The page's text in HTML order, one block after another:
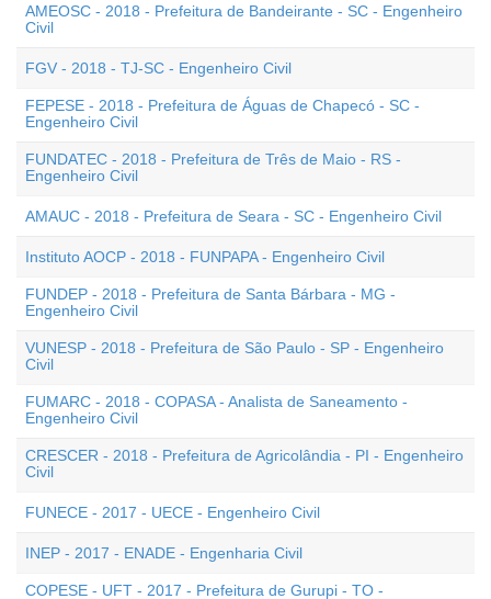
AMEOSC - 2018 - Prefeitura de Bandeirante - SC - Engenheiro
Civil
FGV - 2018 - TJ-SC - Engenheiro Civil
FEPESE - 2018 - Prefeitura de Águas de Chapecó - SC -
Engenheiro Civil
FUNDATEC - 2018 - Prefeitura de Três de Maio - RS -
Engenheiro Civil
AMAUC - 2018 - Prefeitura de Seara - SC - Engenheiro Civil
Instituto AOCP - 2018 - FUNPAPA - Engenheiro Civil
FUNDEP - 2018 - Prefeitura de Santa Bárbara - MG -
Engenheiro Civil
VUNESP - 2018 - Prefeitura de São Paulo - SP - Engenheiro
Civil
FUMARC - 2018 - COPASA - Analista de Saneamento -
Engenheiro Civil
CRESCER - 2018 - Prefeitura de Agricolândia - PI - Engenheiro
Civil
FUNECE - 2017 - UECE - Engenheiro Civil
INEP - 2017 - ENADE - Engenharia Civil
COPESE - UFT - 2017 - Prefeitura de Gurupi - TO -